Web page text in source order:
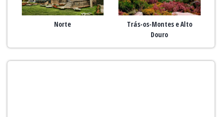
Norte
Trás-os-Montes e Alto
Douro